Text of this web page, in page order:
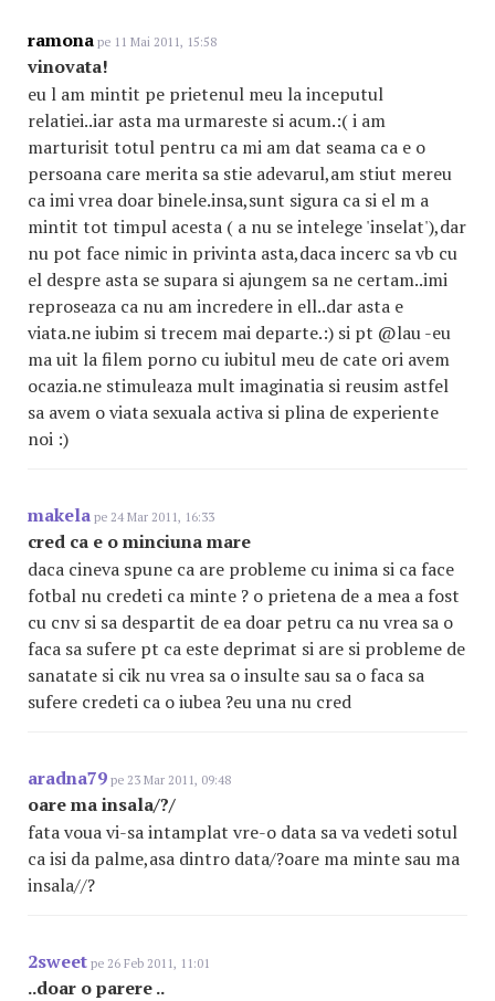
ramona pe 11 Mai 2011, 15:58
vinovata!
eu l am mintit pe prietenul meu la inceputul
relatiei..iar asta ma urmareste si acum.:( i am
marturisit totul pentru ca mi am dat seama ca e o
persoana care merita sa stie adevarul,am stiut mereu
ca imi vrea doar binele.insa,sunt sigura ca si el m a
mintit tot timpul acesta ( a nu se intelege 'inselat'),dar
nu pot face nimic in privinta asta,daca incerc sa vb cu
el despre asta se supara si ajungem sa ne certam..imi
reproseaza ca nu am incredere in ell..dar asta e
viata.ne iubim si trecem mai departe.:) si pt @lau -eu
ma uit la filem porno cu iubitul meu de cate ori avem
ocazia.ne stimuleaza mult imaginatia si reusim astfel
sa avem o viata sexuala activa si plina de experiente
noi :)
makela pe 24 Mar 2011, 16:33
cred ca e o minciuna mare
daca cineva spune ca are probleme cu inima si ca face
fotbal nu credeti ca minte ? o prietena de a mea a fost
cu cnv si sa despartit de ea doar petru ca nu vrea sa o
faca sa sufere pt ca este deprimat si are si probleme de
sanatate si cik nu vrea sa o insulte sau sa o faca sa
sufere credeti ca o iubea ?eu una nu cred
aradna79 pe 23 Mar 2011, 09:48
oare ma insala/?/
fata voua vi-sa intamplat vre-o data sa va vedeti sotul
ca isi da palme,asa dintro data/?oare ma minte sau ma
insala//?
2sweet pe 26 Feb 2011, 11:01
..doar o parere ..